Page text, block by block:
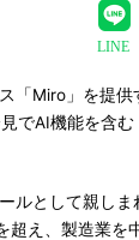
LINE
「Miro」を提供
でAI機能を含
ルとして親しま
超え、製造業を